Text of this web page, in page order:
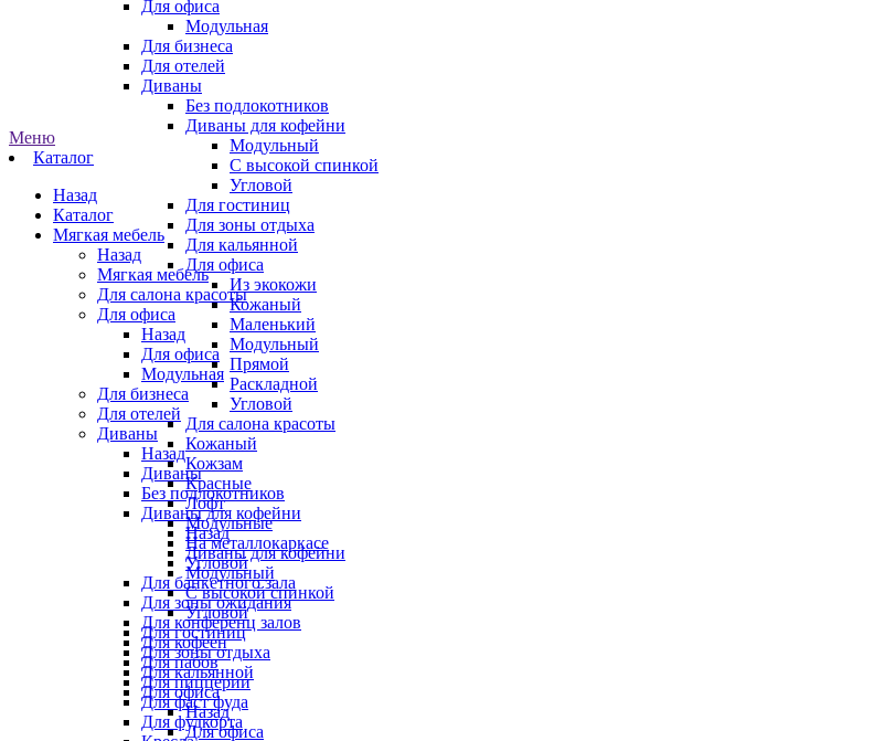
Для офиса
Модульная
Для бизнеса
Для отелей
Диваны
Без подлокотников
Диваны для кофейни
Модульный
С высокой спинкой
Угловой
Для гостиниц
Для зоны отдыха
Для кальянной
Для офиса
Из экокожи
Кожаный
Маленький
Модульный
Прямой
Раскладной
Угловой
Для салона красоты
Кожаный
Кожзам
Красные
Лофт
Модульные
На металлокаркасе
Угловой
Для банкетного зала
Для зоны ожидания
Для конференц залов
Для кофеен
Для пабов
Для пиццерии
Для фаст фуда
Для фудкорта
Меню
Каталог
Назад
Каталог
Мягкая мебель
Назад
Мягкая мебель
Для салона красоты
Для офиса
Назад
Для офиса
Модульная
Для бизнеса
Для отелей
Диваны
Назад
Диваны
Без подлокотников
Диваны для кофейни
Назад
Диваны для кофейни
Модульный
С высокой спинкой
Угловой
Для гостиниц
Для зоны отдыха
Для кальянной
Для офиса
Назад
Для офиса